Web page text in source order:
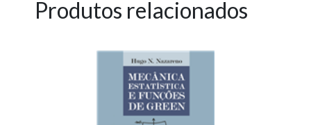
Produtos relacionados